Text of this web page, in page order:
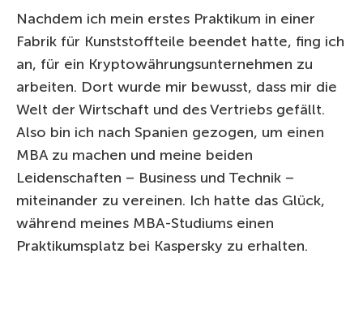
Nachdem ich mein erstes Praktikum in einer
Fabrik für Kunststoffteile beendet hatte, fing ich
an, für ein Kryptowährungsunternehmen zu
arbeiten. Dort wurde mir bewusst, dass mir die
Welt der Wirtschaft und des Vertriebs gefällt.
Also bin ich nach Spanien gezogen, um einen
MBA zu machen und meine beiden
Leidenschaften – Business und Technik –
miteinander zu vereinen. Ich hatte das Glück,
während meines MBA-Studiums einen
Praktikumsplatz bei Kaspersky zu erhalten.